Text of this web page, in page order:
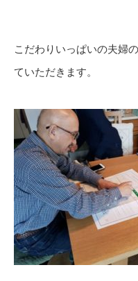
こだわりいっぱいの夫婦
ていただきます。